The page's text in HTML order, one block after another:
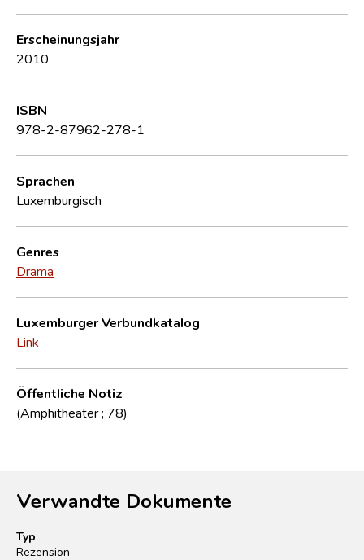
Erscheinungsjahr
2010
ISBN
978-2-87962-278-1
Sprachen
Luxemburgisch
Genres
Drama
Luxemburger Verbundkatalog
Link
Öffentliche Notiz
(Amphitheater ; 78)
Verwandte Dokumente
Typ
Rezension